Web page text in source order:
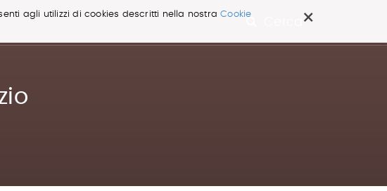
×
agli utilizzi di cookies descritti nella nostraCookie
Cerca ...